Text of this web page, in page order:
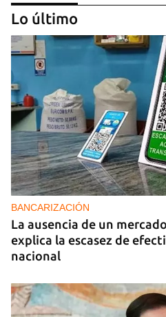
25N
Pese al subregistro de los
tiene una alta incidencia
Lo último
BANCARIZACIÓN
La ausencia de un
explica la escasez de
nacional